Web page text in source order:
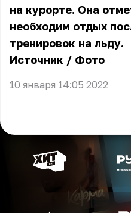
на курорте. Она
необходим отдых
тренировок на льду.
Источник / Фото
10 января 14:05 2022